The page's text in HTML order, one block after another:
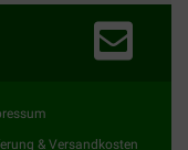
& Versandkosten